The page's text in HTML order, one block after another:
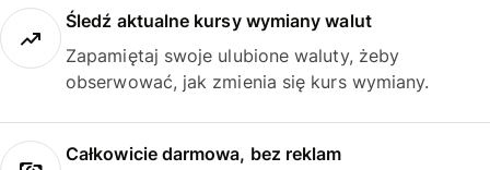
Śledź aktualne kursy wymiany walut
Zapamiętaj swoje ulubione waluty, żeby
obserwować, jak zmienia się kurs wymiany.
Całkowicie darmowa, bez reklam